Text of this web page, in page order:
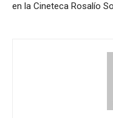
en la Cineteca Rosalío